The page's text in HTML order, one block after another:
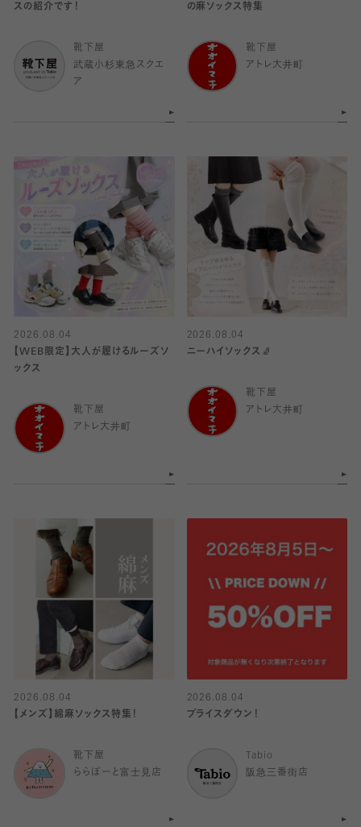
スの紹介です！
靴下屋
武蔵小杉東急スクエ
ア
の麻ソックス特集
靴下屋
アトレ大井町
2026.08.04
【WEB限定】大人が履けるルーズソ
ックス
靴下屋
アトレ大井町
2026.08.04
ニーハイソックス🧦
靴下屋
アトレ大井町
2026.08.04
【メンズ】綿麻ソックス特集！
靴下屋
ららぽーと富士見店
2026.08.04
プライスダウン！
Tabio
阪急三番街店